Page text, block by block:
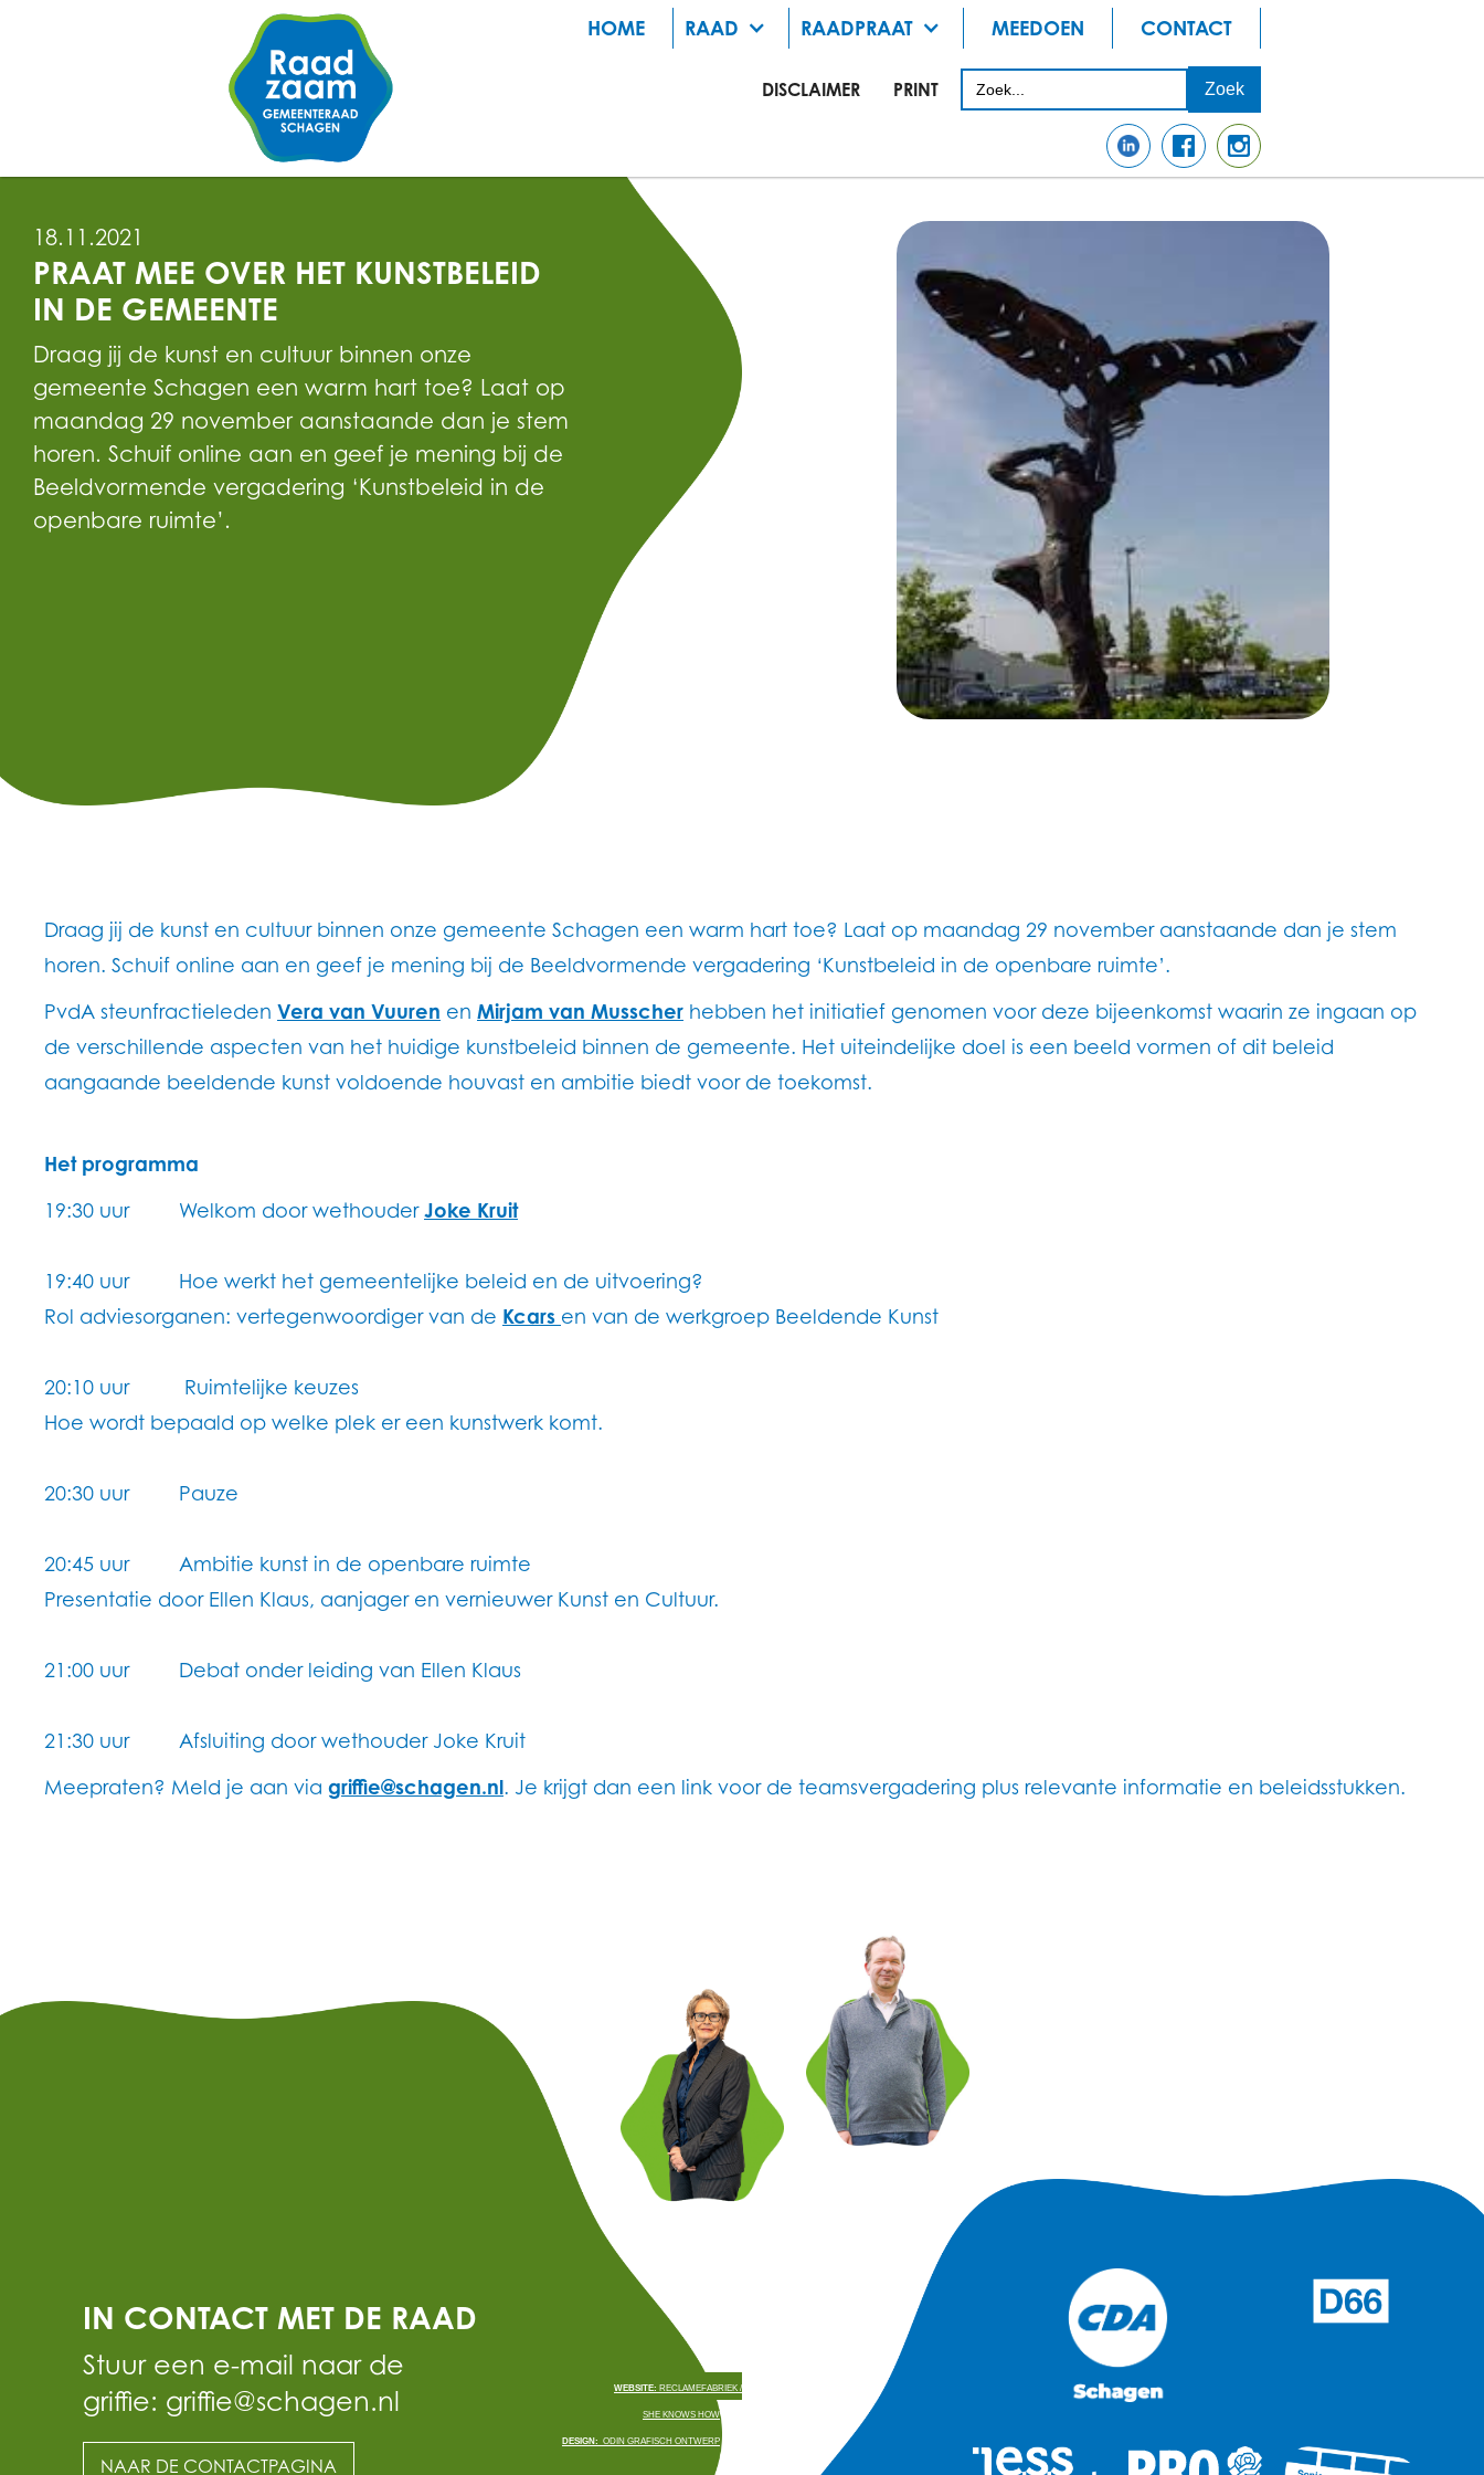
HOME RAAD RAADPRAAT MEEDOEN CONTACT
DISCLAIMER PRINT
18.11.2021
PRAAT MEE OVER HET KUNSTBELEID
IN DE GEMEENTE
Draag jij de kunst en cultuur binnen onze
gemeente Schagen een warm hart toe? Laat op
maandag 29 november aanstaande dan je stem
horen. Schuif online aan en geef je mening bij de
Beeldvormende vergadering ‘Kunstbeleid in de
openbare ruimte’.
Draag jij de kunst en cultuur binnen onze gemeente Schagen een warm hart toe? Laat op maandag 29 november aanstaande dan je stem
horen. Schuif online aan en geef je mening bij de Beeldvormende vergadering ‘Kunstbeleid in de openbare ruimte’.
PvdA steunfractieleden Vera van Vuuren en Mirjam van Musscher hebben het initiatief genomen voor deze bijeenkomst waarin ze ingaan op
de verschillende aspecten van het huidige kunstbeleid binnen de gemeente. Het uiteindelijke doel is een beeld vormen of dit beleid
aangaande beeldende kunst voldoende houvast en ambitie biedt voor de toekomst.
Het programma
19:30 uur Welkom door wethouderJoke Kruit
19:40 uur Hoe werkt het gemeentelijke beleid en de uitvoering?
Rol adviesorganen: vertegenwoordiger van de Kcars en van de werkgroep Beeldende Kunst
20:10 uur Ruimtelijke keuzes
Hoe wordt bepaald op welke plek er een kunstwerk komt.
20:30 uur Pauze
20:45 uur Ambitie kunst in de openbare ruimte
Presentatie door Ellen Klaus, aanjager en vernieuwer Kunst en Cultuur.
21:00 uur Debat onder leiding van Ellen Klaus
21:30 uur Afsluiting door wethouder Joke Kruit
Meepraten? Meld je aan via griffie@schagen.nl. Je krijgt dan een link voor de teamsvergadering plus relevante informatie en beleidsstukken.
IN CONTACT MET DE RAAD
Stuur een e-mail naar de
griffie: griffie@schagen.nl
NAAR DE CONTACTPAGINA
WEBSITE: RECLAMEFABRIEK /
SHE KNOWS HOW
DESIGN: ODIN GRAFISCH ONTWERP